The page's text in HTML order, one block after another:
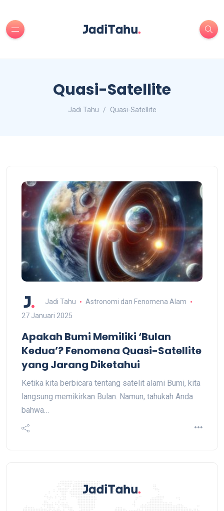
Quasi-Satellite
Jadi Tahu Quasi-Satellite
Jadi Tahu
Astronomi dan Fenomena Alam
27 Januari 2025
Apakah Bumi Memiliki ‘Bulan
Kedua’? Fenomena Quasi-Satellite
yang Jarang Diketahui
Ketika kita berbicara tentang satelit alami Bumi, kita
langsung memikirkan Bulan. Namun, tahukah Anda
bahwa…